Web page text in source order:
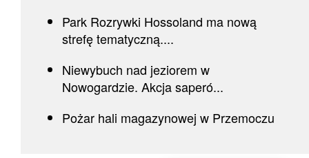
Park Rozrywki Hossoland ma nową
strefę tematyczną....
Niewybuch nad jeziorem w
Nowogardzie. Akcja saperó...
Pożar hali magazynowej w Przemoczu